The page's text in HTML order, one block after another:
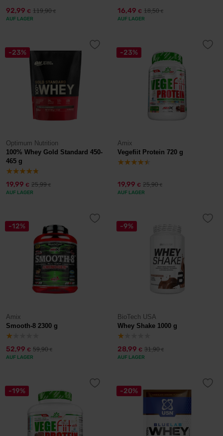
92,99 € 119,90€
AUF LAGER
16,49 € 18,50€
AUF LAGER
-23%
Optimum Nutrition
100% Whey Gold Standard 450-
465 g
19,99 € 25,99€
AUF LAGER
-23%
Amix
Vegefiit Protein 720 g
19,99 € 25,90€
AUF LAGER
-12%
Amix
Smooth-8 2300 g
52,99 € 59,90€
AUF LAGER
-9%
BioTech USA
Whey Shake 1000 g
28,99 € 31,90€
AUF LAGER
-19% -20%